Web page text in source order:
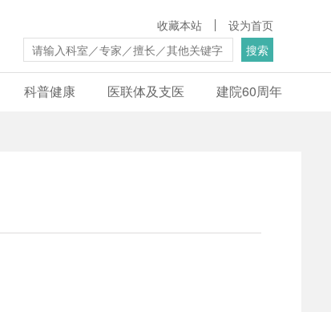
设为首页
收藏本站
搜索
科普健康 医联体及支医 建院60周年